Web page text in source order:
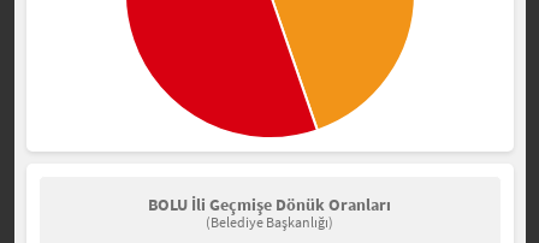
BOLU İli Geçmişe Dönük Oranları
(Belediye Başkanlığı)